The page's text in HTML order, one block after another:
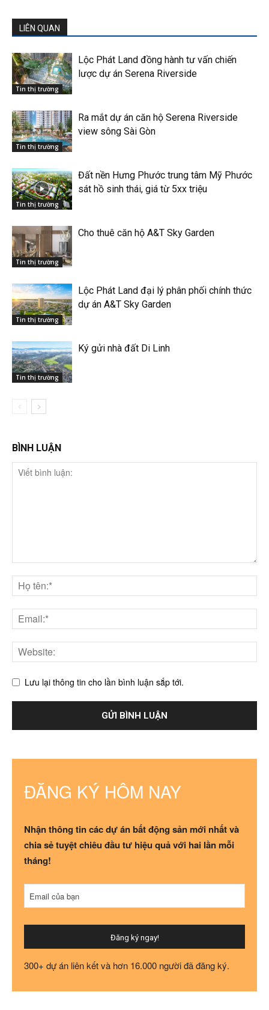
LIÊN QUAN
Tin thị trường
Lộc Phát Land đồng hành tư vấn chiến
lược dự án Serena Riverside
Tin thị trường
Ra mắt dự án căn hộ Serena Riverside
view sông Sài Gòn
Tin thị trường
Đất nền Hưng Phước trung tâm Mỹ Phước
sát hồ sinh thái, giá từ 5xx triệu
Tin thị trường
Cho thuê căn hộ A&T Sky Garden
Tin thị trường
Lộc Phát Land đại lý phân phối chính thức
dự án A&T Sky Garden
Tin thị trường
Ký gửi nhà đất Di Linh
BÌNH LUẬN
Lưu lại thông tin cho lần bình luận sắp tới.
ĐĂNG KÝ HÔM NAY
Nhận thông tin các dự án bất động sản mới nhất và
chia sẻ tuyệt chiêu đầu tư hiệu quả với hai lần mỗi
tháng!
Email
Email của bạn
Đăng ký ngay!
300+ dự án liên kết và hơn 16.000 người đã đăng ký.